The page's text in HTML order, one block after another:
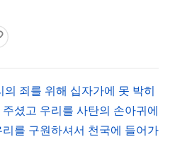
정결함을 받고 인류의 더
께 살 것이다. 존류할 수 없
친 후 원형이 철저히 드러
죄를 위해 십자가에 못 박히
셨고 우리를 사탄의 손아귀에
를 구원하셔서 천국에 들어가